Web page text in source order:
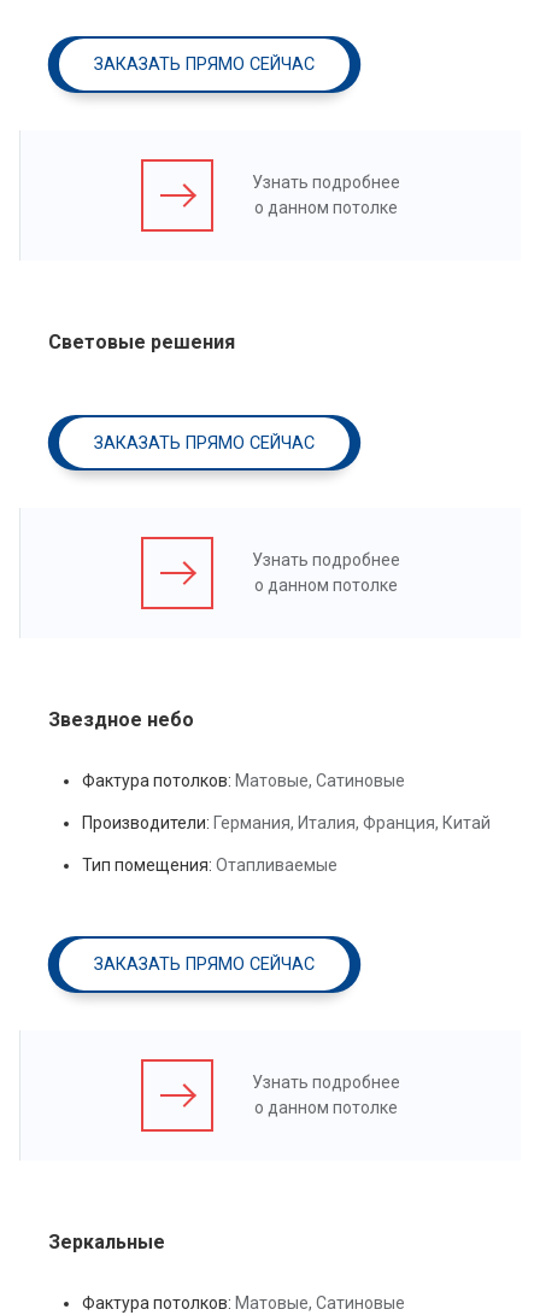
ЗАКАЗАТЬ ПРЯМО СЕЙЧАС
Узнать подробнее
о данном потолке
Световые решения
ЗАКАЗАТЬ ПРЯМО СЕЙЧАС
Узнать подробнее
о данном потолке
Звездное небо
Фактура потолков: Матовые, Сатиновые
Производители: Германия, Италия, Франция, Китай
Тип помещения: Отапливаемые
ЗАКАЗАТЬ ПРЯМО СЕЙЧАС
Узнать подробнее
о данном потолке
Зеркальные
Фактура потолков: Матовые, Сатиновые